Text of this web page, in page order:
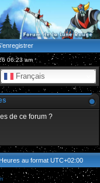
06:23 am
Français
de ce forum ?
Heures au format UTC+02:00